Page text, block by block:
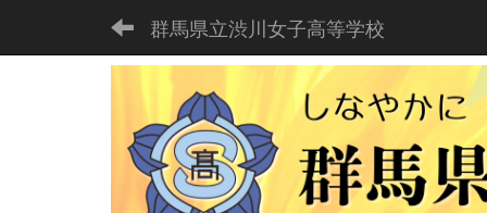
群馬県立渋川女子高等学校